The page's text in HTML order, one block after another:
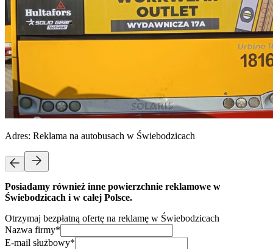
Adres: Reklama na autobusach w Świebodzicach
Posiadamy również inne powierzchnie reklamowe w
Świebodzicach i w całej Polsce.
Otrzymaj bezpłatną ofertę na reklamę w Świebodzicach
Nazwa firmy*
E-mail służbowy*